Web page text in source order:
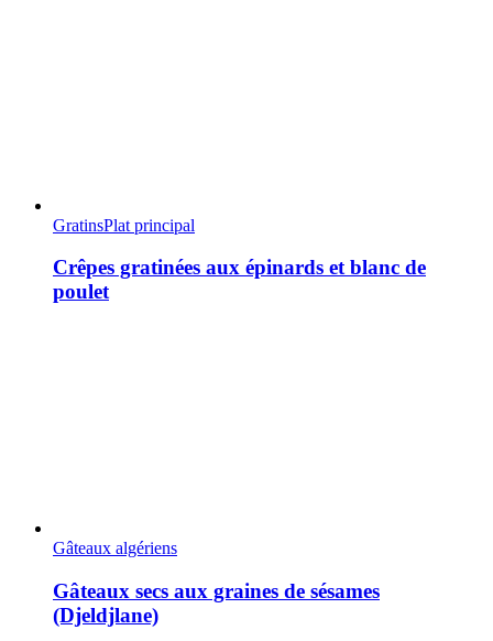
GratinsPlat principal
Crêpes gratinées aux épinards et blanc de
poulet
Gâteaux algériens
Gâteaux secs aux graines de sésames
(Djeldjlane)